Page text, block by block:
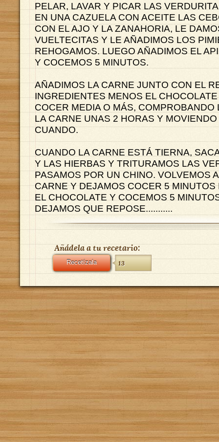
PELAR, LAVAR Y PICAR LAS
EN UNA CAZUELA CON ACEITE LAS
CON EL AJO Y LA ZANAHORIA, LE
VUELTECITAS Y LE AÑADIMOS LOS
REHOGAMOS. LUEGO AÑADIMOS EL
Y COCEMOS 5 MINUTOS.
AÑADIMOS LA CARNE JUNTO CON EL
INGREDIENTES MENOS EL
COCER MEDIA O MÁS, COMPROBANDO
LA CARNE UNAS 2 HORAS Y
CUANDO.
CUANDO LA CARNE ESTÁ TIERNA,
Y LAS HIERBAS Y TRITURAMOS LAS
PASAMOS POR UN CHINO. VOLVEMOS
CARNE Y DEJAMOS COCER 5 MINUTOS
EL CHOCOLATE Y COCEMOS 5
DEJAMOS QUE REPOSE...........
Añádela a tu recetario:
Recetízala 13